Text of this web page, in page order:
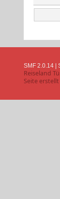
SMF 2.0.14 |
Reiseland
Seite